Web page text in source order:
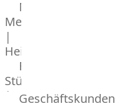
Männer
Metzger
|
Heinsberg
Feinkost
Stüttgen
|
Geschäftskunden